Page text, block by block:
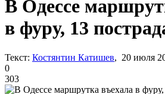
В Одессе
в фуру, 13
Текст: Костянтин Катишев, 20 июля
0
303